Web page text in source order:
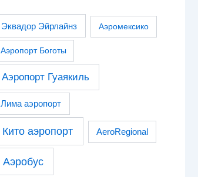
Эквадор Эйрлайнз Аэромексико
Аэропорт Боготы
Аэропорт Гуаякиль
Лима аэропорт
Кито аэропорт AeroRegional
Аэробус